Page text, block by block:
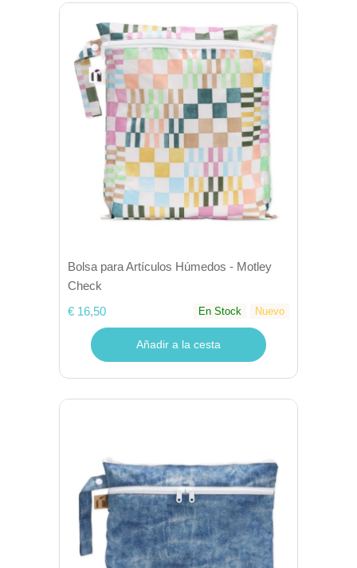
Bolsa para Artículos Húmedos - Motley
Check
€ 16,50
En Stock Nuevo
Añadir a la cesta